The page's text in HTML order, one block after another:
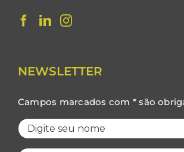
NEWSLETTER
Campos marcados com * são